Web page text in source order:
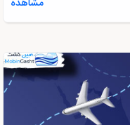
مشاهده